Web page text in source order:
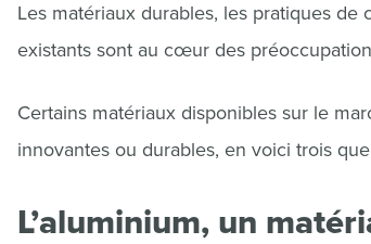
Les matériaux durables, les pratiques
existants sont au cœur des
Certains matériaux disponibles sur le
innovantes ou durables, en voici trois
L’aluminium, un